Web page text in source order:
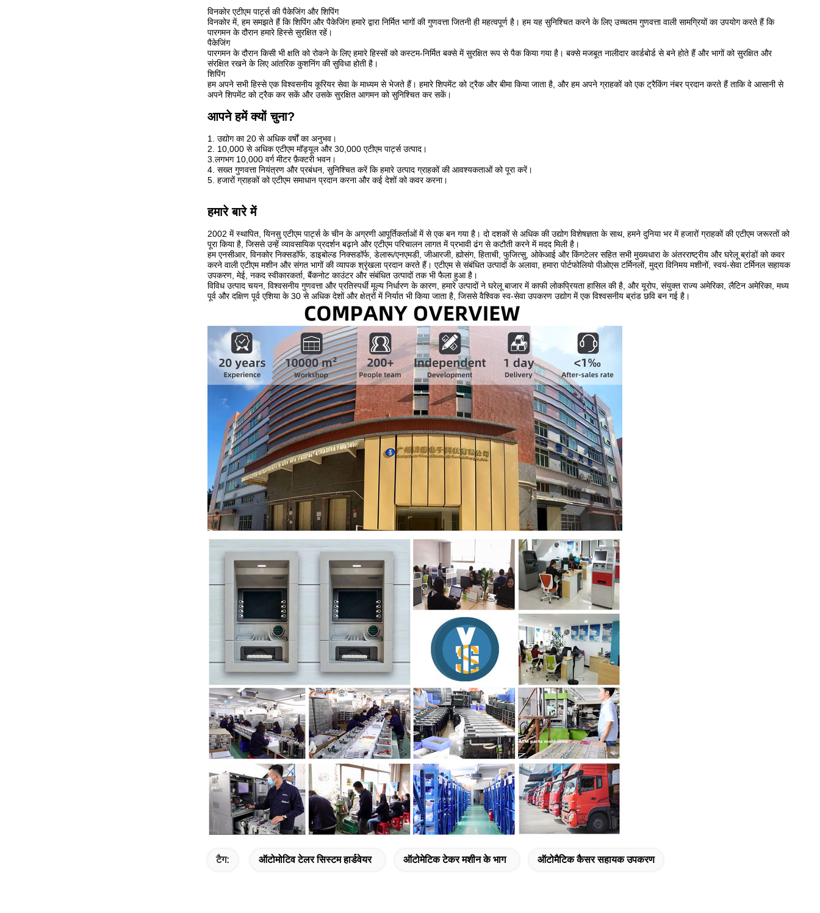
विनकोर एटीएम पार्ट्स की पैकेजिंग और शिपिंग
विनकोर में, हम समझते हैं कि शिपिंग और पैकेजिंग हमारे द्वारा निर्मित भागों की गुणवत्ता जितनी ही महत्वपूर्ण है। हम यह सुनिश्चित करने के लिए उच्चतम गुणवत्ता वाली सामग्रियों का उपयोग करते हैं कि
पारगमन के दौरान हमारे हिस्से सुरक्षित रहें।
पैकेजिंग
पारगमन के दौरान किसी भी क्षति को रोकने के लिए हमारे हिस्सों को कस्टम-निर्मित बक्से में सुरक्षित रूप से पैक किया गया है। बक्से मजबूत नालीदार कार्डबोर्ड से बने होते हैं और भागों को सुरक्षित और
संरक्षित रखने के लिए आंतरिक कुशनिंग की सुविधा होती है।
शिपिंग
हम अपने सभी हिस्से एक विश्वसनीय कूरियर सेवा के माध्यम से भेजते हैं। हमारे शिपमेंट को ट्रैक और बीमा किया जाता है, और हम अपने ग्राहकों को एक ट्रैकिंग नंबर प्रदान करते हैं ताकि वे आसानी से
अपने शिपमेंट को ट्रैक कर सकें और उसके सुरक्षित आगमन को सुनिश्चित कर सकें।
आपने हमें क्यों चुना?
1. उद्योग का 20 से अधिक वर्षों का अनुभव।
2. 10,000 से अधिक एटीएम मॉड्यूल और 30,000 एटीएम पार्ट्स उत्पाद।
3.लगभग 10,000 वर्ग मीटर फ़ैक्टरी भवन।
4. सख्त गुणवत्ता नियंत्रण और प्रबंधन, सुनिश्चित करें कि हमारे उत्पाद ग्राहकों की आवश्यकताओं को पूरा करें।
5. हजारों ग्राहकों को एटीएम समाधान प्रदान करना और कई देशों को कवर करना।
हमारे बारे में
2002 में स्थापित, यिनसु एटीएम पार्ट्स के चीन के अग्रणी आपूर्तिकर्ताओं में से एक बन गया है। दो दशकों से अधिक की उद्योग विशेषज्ञता के साथ, हमने दुनिया भर में हजारों ग्राहकों की एटीएम जरूरतों को
पूरा किया है, जिससे उन्हें व्यावसायिक प्रदर्शन बढ़ाने और एटीएम परिचालन लागत में प्रभावी ढंग से कटौती करने में मदद मिली है।
हम एनसीआर, विनकोर निक्सडॉर्फ, डाइबोल्ड निक्सडॉर्फ, डेलारू/एनएमडी, जीआरजी, ह्योसंग, हिताची, फुजित्सु, ओकेआई और किंगटेलर सहित सभी मुख्यधारा के अंतरराष्ट्रीय और घरेलू ब्रांडों को कवर
करने वाली एटीएम मशीन और संगत भागों की व्यापक श्रृंखला प्रदान करते हैं। एटीएम से संबंधित उत्पादों के अलावा, हमारा पोर्टफोलियो पीओएस टर्मिनलों, मुद्रा विनिमय मशीनों, स्वयं-सेवा टर्मिनल सहायक
उपकरण, मेई, नकद स्वीकारकर्ता, बैंकनोट काउंटर और संबंधित उत्पादों तक भी फैला हुआ है।
विविध उत्पाद चयन, विश्वसनीय गुणवत्ता और प्रतिस्पर्धी मूल्य निर्धारण के कारण, हमारे उत्पादों ने घरेलू बाजार में काफी लोकप्रियता हासिल की है, और यूरोप, संयुक्त राज्य अमेरिका, लैटिन अमेरिका, मध्य
पूर्व और दक्षिण पूर्व एशिया के 30 से अधिक देशों और क्षेत्रों में निर्यात भी किया जाता है, जिससे वैश्विक स्व-सेवा उपकरण उद्योग में एक विश्वसनीय ब्रांड छवि बन गई है।
टैग: ऑटोमोटिव टेलर सिस्टम हार्डवेयर ऑटोमेटिक टेकर मशीन के भाग ऑटोमैटिक कैसर सहायक उपकरण